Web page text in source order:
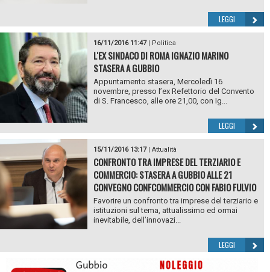
LEGGI
16/11/2016 11:47| Politica
L'EX SINDACO DI ROMA IGNAZIO MARINO
STASERA A GUBBIO
Appuntamento stasera, Mercoledì 16
novembre, presso l’ex Refettorio del Convento
di S. Francesco, alle ore 21,00, con Ig...
LEGGI
15/11/2016 13:17| Attualità
CONFRONTO TRA IMPRESE DEL TERZIARIO E
COMMERCIO: STASERA A GUBBIO ALLE 21
CONVEGNO CONFCOMMERCIO CON FABIO FULVIO
Favorire un confronto tra imprese del terziario e
istituzioni sul tema, attualissimo ed ormai
inevitabile, dell’innovazi...
LEGGI